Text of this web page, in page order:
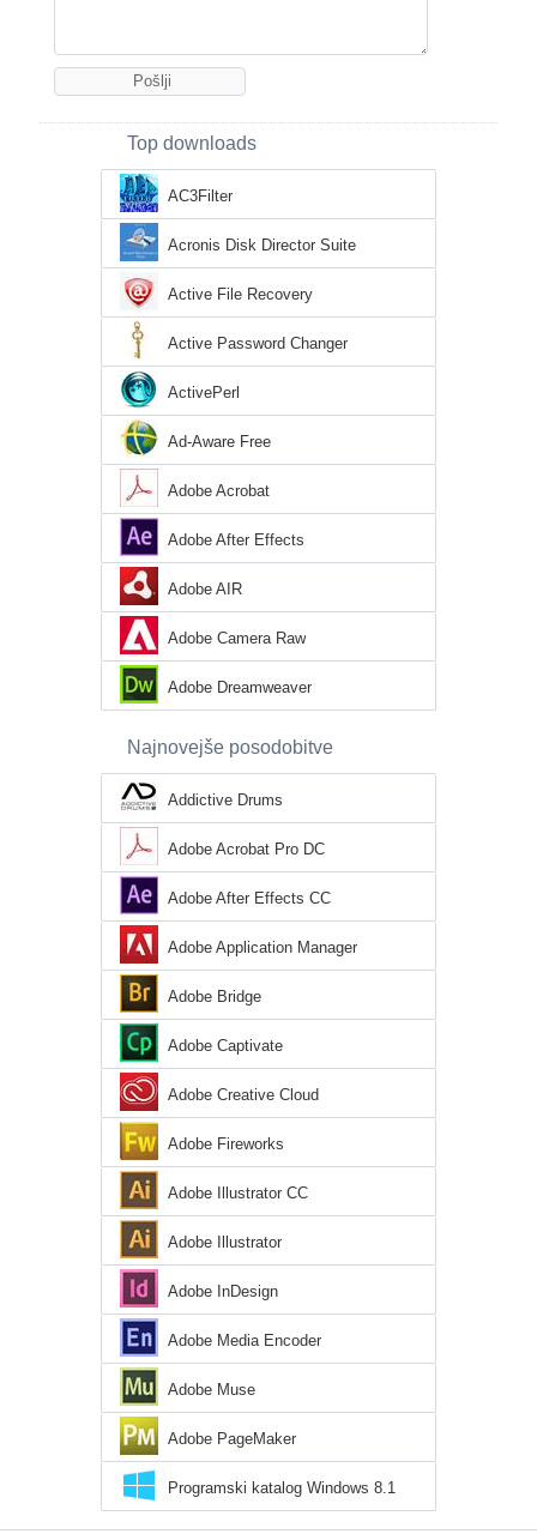
Top downloads
AC3Filter
Acronis Disk Director Suite
Active File Recovery
Active Password Changer
ActivePerl
Ad-Aware Free
Adobe Acrobat
Adobe After Effects
Adobe AIR
Adobe Camera Raw
Adobe Dreamweaver
Najnovejše posodobitve
Addictive Drums
Adobe Acrobat Pro DC
Adobe After Effects CC
Adobe Application Manager
Adobe Bridge
Adobe Captivate
Adobe Creative Cloud
Adobe Fireworks
Adobe Illustrator CC
Adobe Illustrator
Adobe InDesign
Adobe Media Encoder
Adobe Muse
Adobe PageMaker
Programski katalog Windows 8.1